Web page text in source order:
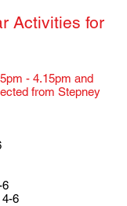
Activities for
- 4.15pm and
from Stepney
6
4-6